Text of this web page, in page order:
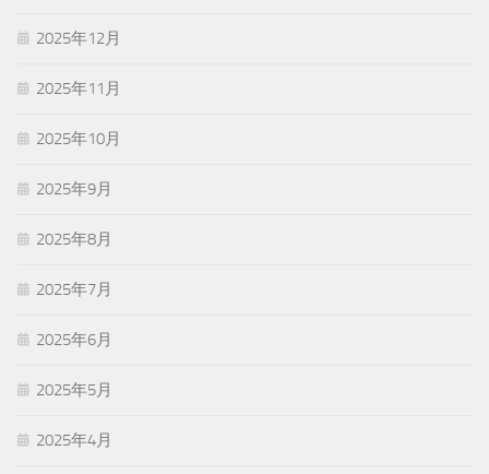
2025年12月
2025年11月
2025年10月
2025年9月
2025年8月
2025年7月
2025年6月
2025年5月
2025年4月